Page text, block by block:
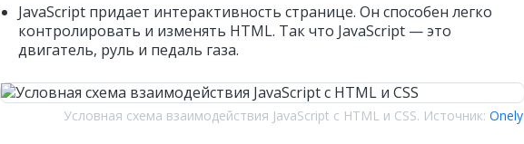
JavaScript придает интерактивность странице. Он способен легко
контролировать и изменять HTML. Так что JavaScript — это
двигатель, руль и педаль газа.
Условная схема взаимодействия JavaScript c HTML и CSS. Источник: Onely